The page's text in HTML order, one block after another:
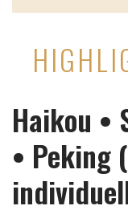
Haikou •
• Peking